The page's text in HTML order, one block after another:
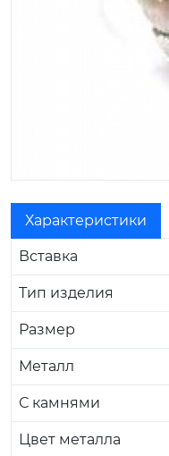
Характеристики
Вставка
Тип изделия
Размер
Металл
С камнями
Цвет металла